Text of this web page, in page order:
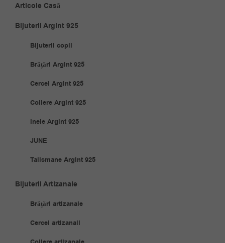
Articole Casă
Bijuterii Argint 925
Bijuterii copii
Brățări Argint 925
Cercei Argint 925
Coliere Argint 925
Inele Argint 925
JUNE
Talismane Argint 925
Bijuterii Artizanale
Brățări artizanale
Cercei artizanali